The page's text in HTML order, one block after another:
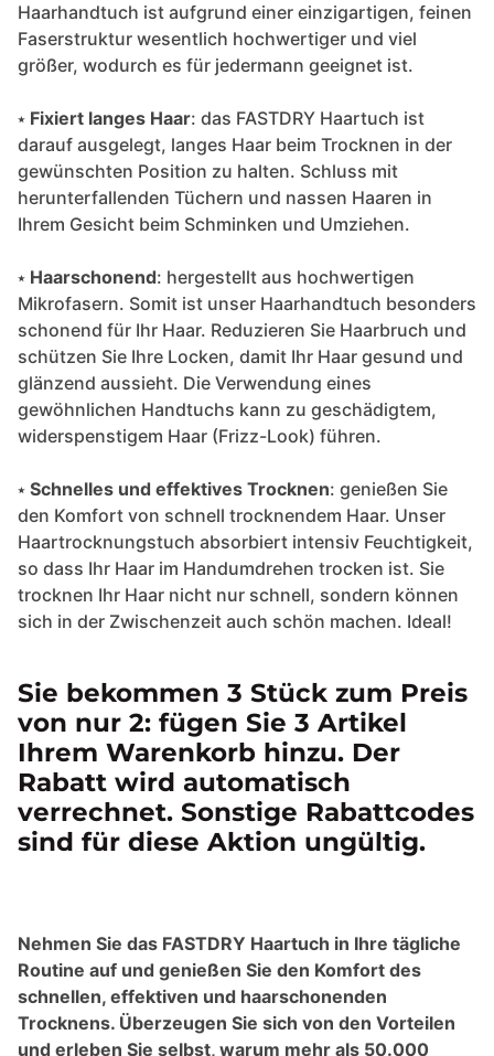
Haarhandtuch ist aufgrund einer einzigartigen, feinen
Faserstruktur wesentlich hochwertiger und viel
größer, wodurch es für jedermann geeignet ist.
⭑ Fixiert langes Haar: das FASTDRY Haartuch ist
darauf ausgelegt, langes Haar beim Trocknen in der
gewünschten Position zu halten. Schluss mit
herunterfallenden Tüchern und nassen Haaren in
Ihrem Gesicht beim Schminken und Umziehen.
⭑ Haarschonend: hergestellt aus hochwertigen
Mikrofasern. Somit ist unser Haarhandtuch besonders
schonend für Ihr Haar. Reduzieren Sie Haarbruch und
schützen Sie Ihre Locken, damit Ihr Haar gesund und
glänzend aussieht. Die Verwendung eines
gewöhnlichen Handtuchs kann zu geschädigtem,
widerspenstigem Haar (Frizz-Look) führen.
⭑ Schnelles und effektives Trocknen: genießen Sie
den Komfort von schnell trocknendem Haar. Unser
Haartrocknungstuch absorbiert intensiv Feuchtigkeit,
so dass Ihr Haar im Handumdrehen trocken ist. Sie
trocknen Ihr Haar nicht nur schnell, sondern können
sich in der Zwischenzeit auch schön machen. Ideal!
Sie bekommen 3 Stück zum Preis
von nur 2: fügen Sie 3 Artikel
Ihrem Warenkorb hinzu. Der
Rabatt wird automatisch
verrechnet. Sonstige Rabattcodes
sind für diese Aktion ungültig.
Nehmen Sie das FASTDRY Haartuch in Ihre tägliche
Routine auf und genießen Sie den Komfort des
schnellen, effektiven und haarschonenden
Trocknens. Überzeugen Sie sich von den Vorteilen
und erleben Sie selbst, warum mehr als 50.000